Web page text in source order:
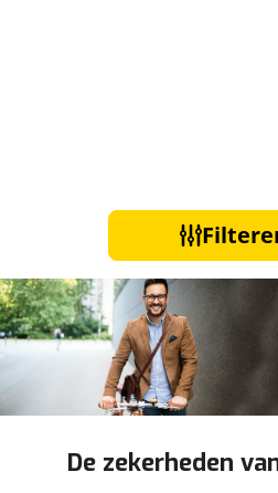
De zekerheden